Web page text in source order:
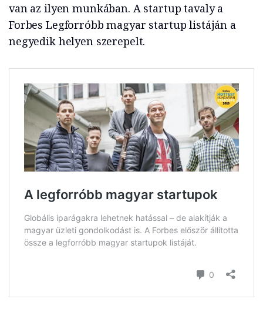
van az ilyen munkában. A startup tavaly a
Forbes Legforróbb magyar startup listáján a
negyedik helyen szerepelt.